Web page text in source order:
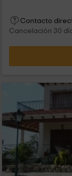
Contacto
Cancelación 30